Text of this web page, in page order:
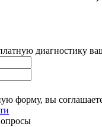
диагностику
форму, вы